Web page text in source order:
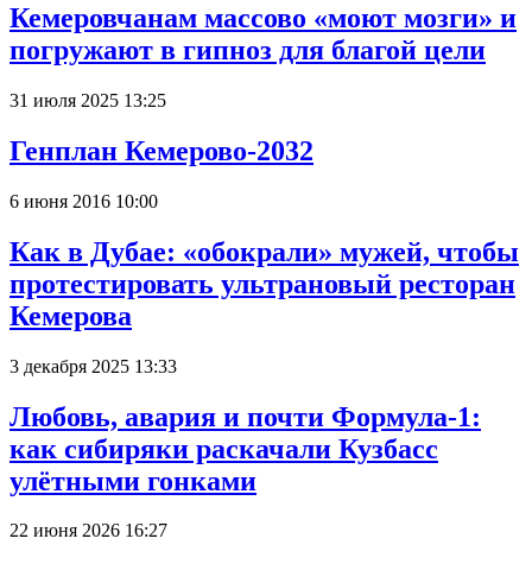
Кемеровчанам массово «моют мозги» и
погружают в гипноз для благой цели
31 июля 2025 13:25
Генплан Кемерово-2032
6 июня 2016 10:00
Как в Дубае: «обокрали» мужей, чтобы
протестировать ультрановый ресторан
Кемерова
3 декабря 2025 13:33
Любовь, авария и почти Формула-1:
как сибиряки раскачали Кузбасс
улётными гонками
22 июня 2026 16:27